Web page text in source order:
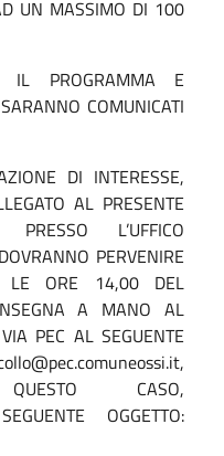
UN MASSIMO DI 100
IL PROGRAMMA E
COMUNICATI
DI INTERESSE,
AL PRESENTE
L’UFFICO
PERVENIRE
LE ORE 14,00 DEL
A MANO AL
PEC AL SEGUENTE
CASO,
OGGETTO: